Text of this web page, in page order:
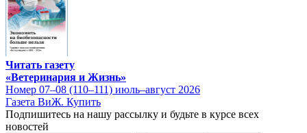
Читать газету
«Ветеринария и Жизнь»
Номер 07–08 (110–111) июль–август 2026
Газета ВиЖ. Купить
Подпишитесь на нашу рассылку и будьте в курсе всех
новостей